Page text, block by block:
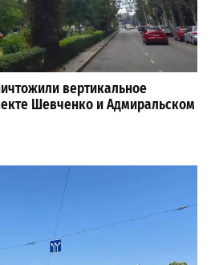
вертикальное
Шевченко и Адмиральском